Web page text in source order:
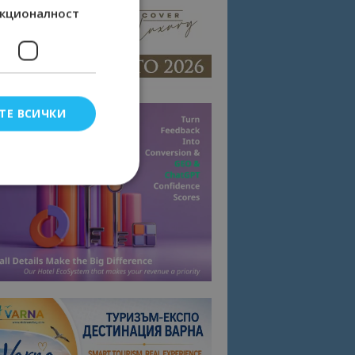
ВСИЧКИ
влизане и
съгласието
на сайта.